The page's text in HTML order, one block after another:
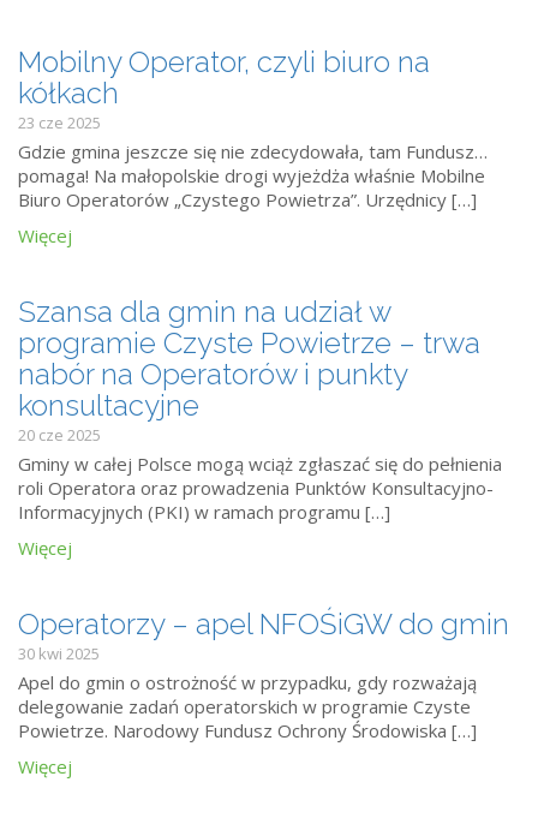
Mobilny Operator, czyli biuro na
kółkach
23 cze 2025
Gdzie gmina jeszcze się nie zdecydowała, tam Fundusz…
pomaga! Na małopolskie drogi wyjeżdża właśnie Mobilne
Biuro Operatorów „Czystego Powietrza”. Urzędnicy […]
Więcej
Szansa dla gmin na udział w
programie Czyste Powietrze – trwa
nabór na Operatorów i punkty
konsultacyjne
20 cze 2025
Gminy w całej Polsce mogą wciąż zgłaszać się do pełnienia
roli Operatora oraz prowadzenia Punktów Konsultacyjno-
Informacyjnych (PKI) w ramach programu […]
Więcej
Operatorzy – apel NFOŚiGW do gmin
30 kwi 2025
Apel do gmin o ostrożność w przypadku, gdy rozważają
delegowanie zadań operatorskich w programie Czyste
Powietrze. Narodowy Fundusz Ochrony Środowiska […]
Więcej